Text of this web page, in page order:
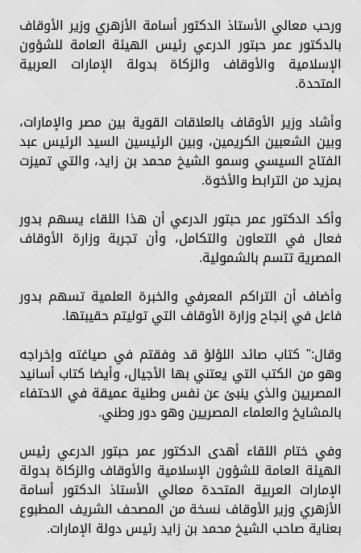
ورحب معالي الأستاذ الدكتور أسامة الأزهري وزير الأوقاف
بالدكتور عمر حبتور الدرعي رئيس الهيئة العامة للشؤون
الإسلامية والأوقاف والزكاة بدولة الإمارات العربية
المتحدة.
وأشاد وزير الأوقاف بالعلاقات القوية بين مصر والإمارات،
وبين الشعبين الكريمين، وبين الرئيسين السيد الرئيس عبد
الفتاح السيسي وسمو الشيخ محمد بن زايد، والتي تميزت
بمزيد من الترابط والأخوة.
وأكد الدكتور عمر حبتور الدرعي أن هذا اللقاء يسهم بدور
فعال في التعاون والتكامل، وأن تجربة وزارة الأوقاف
المصرية تتسم بالشمولية.
وأضاف أن التراكم المعرفي والخبرة العلمية تسهم بدور
فاعل في إنجاح وزارة الأوقاف التي توليتم حقيبتها.
وقال:" كتاب صائد اللؤلؤ قد وفقتم في صياغته وإخراجه
وهو من الكتب التي يعتني بها الأجيال، وأيضا كتاب أسانيد
المصريين والذي ينبئ عن نفس وطنية عميقة في الاحتفاء
بالمشايخ والعلماء المصريين وهو دور وطني.
وفي ختام اللقاء أهدى الدكتور عمر حبتور الدرعي رئيس
الهيئة العامة للشؤون الإسلامية والأوقاف والزكاة بدولة
الإمارات العربية المتحدة معالي الأستاذ الدكتور أسامة
الأزهري وزير الأوقاف نسخة من المصحف الشريف المطبوع
بعناية صاحب الشيخ محمد بن زايد رئيس دولة الإمارات.